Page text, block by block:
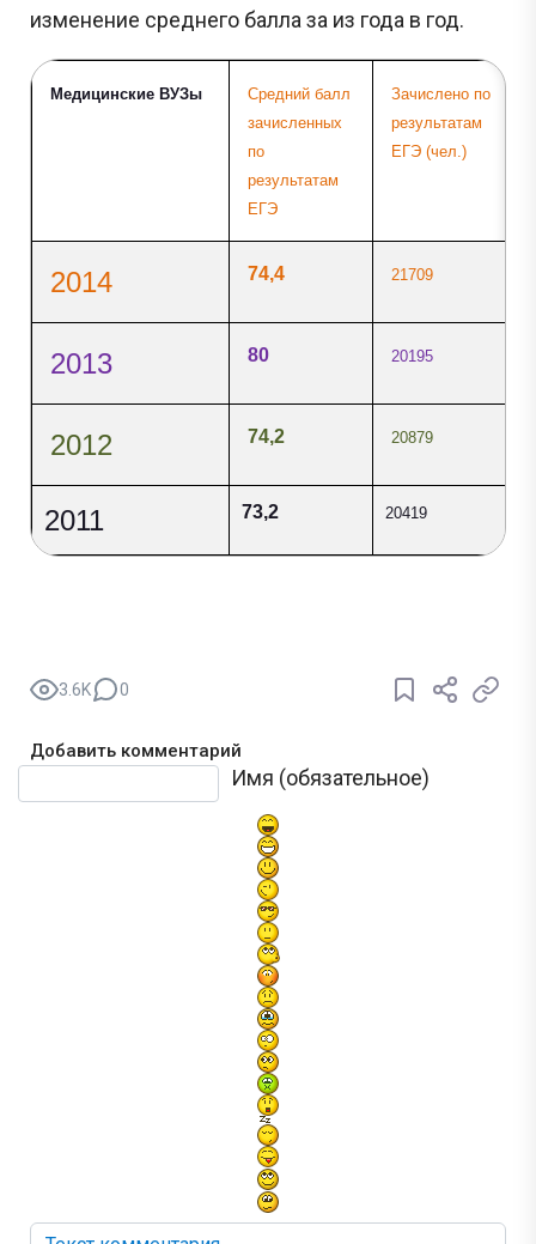
изменение среднего балла за из года в год.
Медицинские ВУЗы
Средний балл
зачисленных
по
результатам
ЕГЭ
Зачислено по
результатам
ЕГЭ (чел.)
2014 74,4 21709
2013 80 20195
2012 74,2 20879
2011 73,2 20419
3.6K 0
Добавить комментарий
Имя (обязательное)
Текст комментария